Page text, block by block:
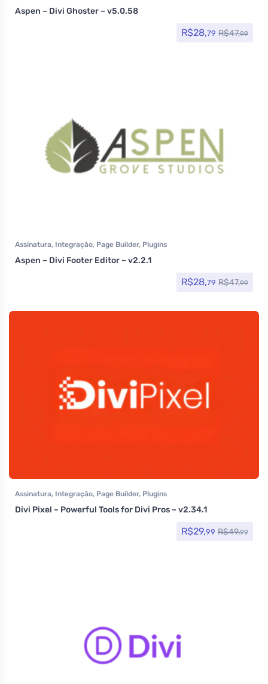
Aspen – Divi Ghoster – v5.0.58
R$28,79 R$47,99
Assinatura, Integração, Page Builder, Plugins
Aspen – Divi Footer Editor – v2.2.1
R$28,79 R$47,99
Assinatura, Integração, Page Builder, Plugins
Divi Pixel – Powerful Tools for Divi Pros – v2.34.1
R$29,99 R$49,99